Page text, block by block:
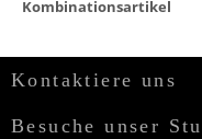
Kombinationsartikel
Kontaktiere uns
Besuche unser